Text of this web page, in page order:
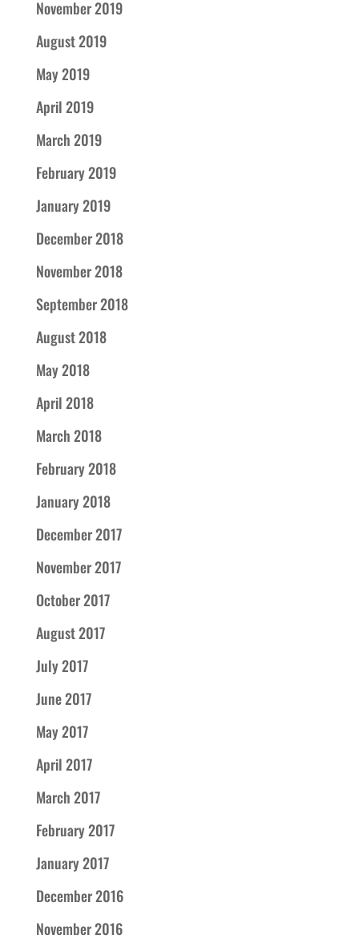
November 2019
August 2019
May 2019
April 2019
March 2019
February 2019
January 2019
December 2018
November 2018
September 2018
August 2018
May 2018
April 2018
March 2018
February 2018
January 2018
December 2017
November 2017
October 2017
August 2017
July 2017
June 2017
May 2017
April 2017
March 2017
February 2017
January 2017
December 2016
November 2016